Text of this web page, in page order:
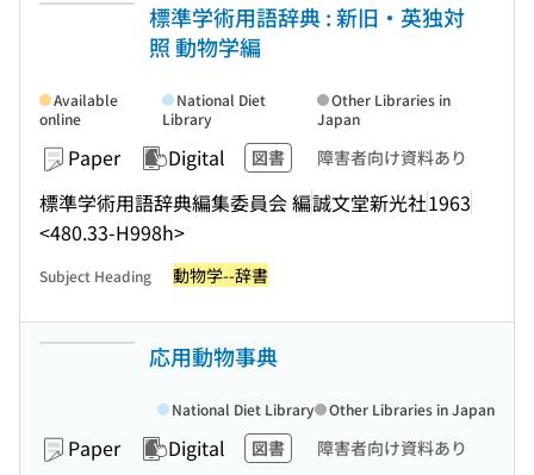
標準学術用語辞典 : 新旧・英独対
照 動物学編
Paper Digital 図書 障害者向け資料あり
標準学術用語辞典編集委員会 編誠文堂新光社1963
<480.33-H998h>
Available
online
National Diet
Library
Other Libraries in
Japan
Subject Heading 動物学--辞書
応用動物事典
Paper Digital 図書 障害者向け資料あり
National Diet Library Other Libraries in Japan